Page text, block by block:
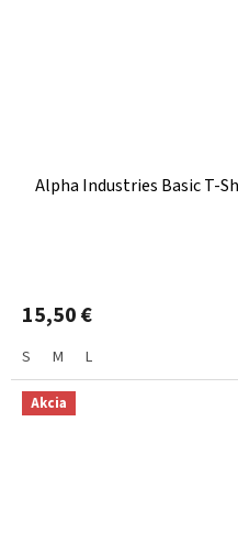
Alpha Industries Basic T-
15,50 €
S M L
Akcia